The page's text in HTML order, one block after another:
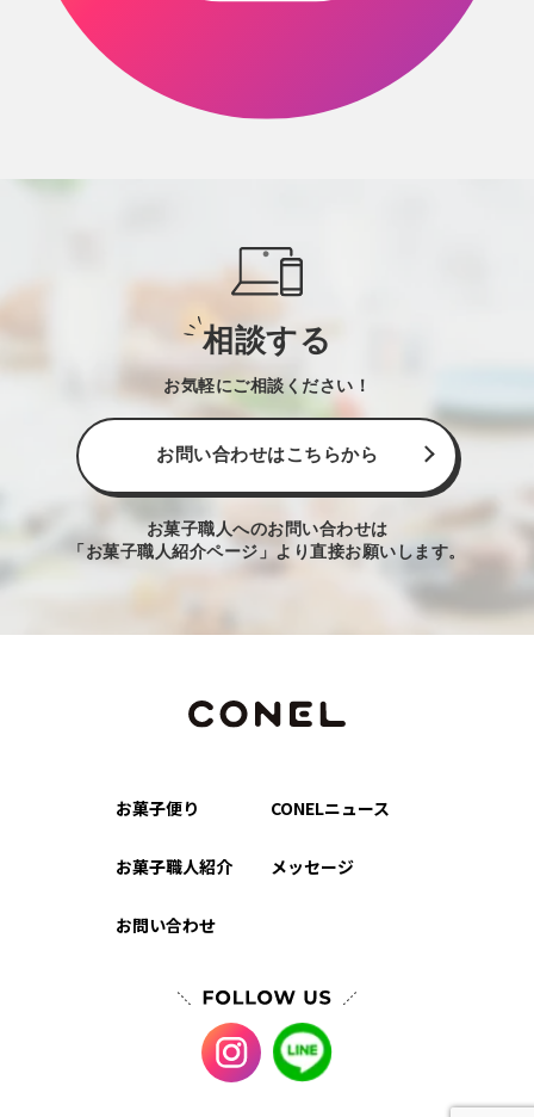
相談する
お気軽にご相談ください！
お問い合わせはこちらから
お菓子職人へのお問い合わせは
「お菓子職人紹介ページ」より直接お願いします。
お菓子便り CONELニュース
お菓子職人紹介 メッセージ
お問い合わせ